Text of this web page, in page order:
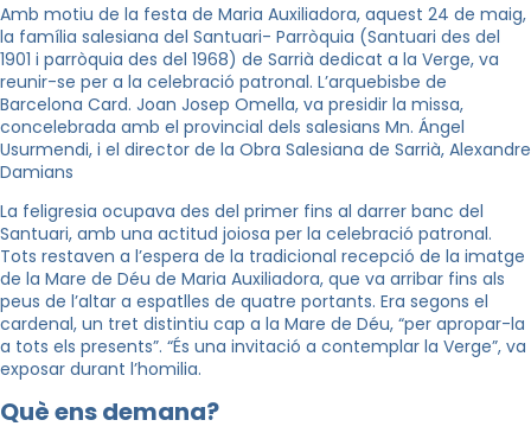
Amb motiu de la festa de Maria Auxiliadora, aquest 24 de maig,
la família salesiana del Santuari- Parròquia (Santuari des del
1901 i parròquia des del 1968) de Sarrià dedicat a la Verge, va
reunir-se per a la celebració patronal. L’arquebisbe de
Barcelona Card. Joan Josep Omella, va presidir la missa,
concelebrada amb el provincial dels salesians Mn. Ángel
Usurmendi, i el director de la Obra Salesiana de Sarrià, Alexandre
Damians
La feligresia ocupava des del primer fins al darrer banc del
Santuari, amb una actitud joiosa per la celebració patronal.
Tots restaven a l’espera de la tradicional recepció de la imatge
de la Mare de Déu de Maria Auxiliadora, que va arribar fins als
peus de l’altar a espatlles de quatre portants. Era segons el
cardenal, un tret distintiu cap a la Mare de Déu, “per apropar-la
a tots els presents”. “És una invitació a contemplar la Verge”, va
exposar durant l’homilia.
Què ens demana?